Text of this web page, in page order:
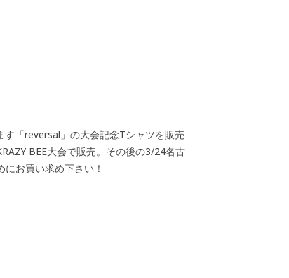
「reversal」の大会記念Tシャツを販売
BEE大会で販売。その後の3/24名古
お買い求め下さい！